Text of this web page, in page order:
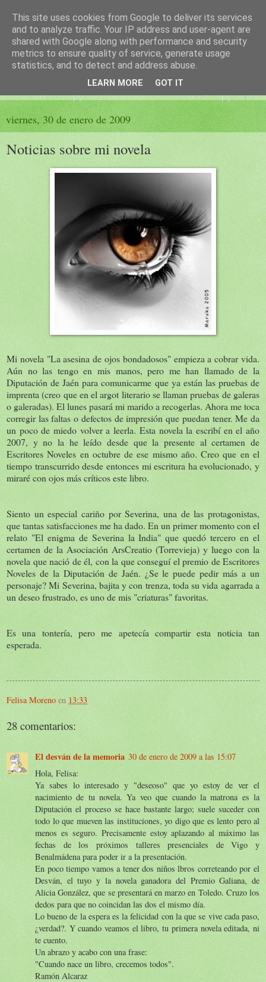
El sueño de las palabras
PÁGINA LITERARIA DE FELISA MORENO
viernes, 30 de enero de 2009
Noticias sobre mi novela
Mi novela "La asesina de ojos bondadosos" empieza a cobrar vida.
Aún no las tengo en mis manos, pero me han llamado de la
Diputación de Jaén para comunicarme que ya están las pruebas de
imprenta (creo que en el argot literario se llaman pruebas de galeras
o galeradas). El lunes pasará mi marido a recogerlas. Ahora me toca
corregir las faltas o defectos de impresión que puedan tener. Me da
un poco de miedo volver a leerla. Esta novela la escribí en el año
2007, y no la he leído desde que la presente al certamen de
Escritores Noveles en octubre de ese mismo año. Creo que en el
tiempo transcurrido desde entonces mi escritura ha evolucionado, y
miraré con ojos más críticos este libro.
Siento un especial cariño por Severina, una de las protagonistas,
que tantas satisfacciones me ha dado. En un primer momento con el
relato "El enigma de Severina la India" que quedó tercero en el
certamen de la Asociación ArsCreatio (Torrevieja) y luego con la
novela que nació de él, con la que conseguí el premio de Escritores
Noveles de la Diputación de Jaén. ¿Se le puede pedir más a un
personaje? Mi Severina, bajita y con trenza, toda su vida agarrada a
un deseo frustrado, es uno de mis "criaturas" favoritas.
Es una tontería, pero me apetecía compartir esta noticia tan
esperada.
Felisa Moreno en 13:33
28 comentarios:
El desván de la memoria 30 de enero de 2009 a las 15:07
Hola, Felisa:
Ya sabes lo interesado y "deseoso" que yo estoy de ver el
nacimiento de tu novela. Ya veo que cuando la matrona es la
Diputación el proceso se hace bastante largo; suele suceder con
todo lo que mueven las instituciones, yo digo que es lento pero al
menos es seguro. Precisamente estoy aplazando al máximo las
fechas de los próximos talleres presenciales de Vigo y
Benalmádena para poder ir a la presentación.
En poco tiempo vamos a tener dos niños lbros correteando por el
Desván, el tuyo y la novela ganadora del Premio Galiana, de
Alicia González, que se presentará en marzo en Toledo. Cruzo los
dedos para que no coincidan las dos el mismo día.
Lo bueno de la espera es la felicidad con la que se vive cada paso,
¿verdad?. Y cuando veamos el libro, tu primera novela editada, ni
te cuento.
Un abrazo y acabo con una frase:
"Cuando nace un libro, crecemos todos".
Ramón Alcaraz
This site uses cookies from Google to deliver its services
and to analyze traffic. Your IP address and user-agent are
shared with Google along with performance and security
metrics to ensure quality of service, generate usage
statistics, and to detect and address abuse.
LEARN MORE GOT IT